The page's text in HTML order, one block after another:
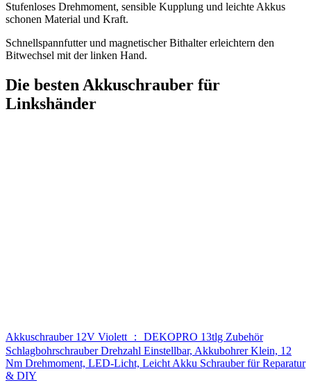
Stufenloses Drehmoment, sensible Kupplung und leichte Akkus
schonen Material und Kraft.
Schnellspannfutter und magnetischer Bithalter erleichtern den
Bitwechsel mit der linken Hand.
Die besten Akkuschrauber für
Linkshänder
Akkuschrauber 12V Violett ： DEKOPRO 13tlg Zubehör
Schlagbohrschrauber Drehzahl Einstellbar, Akkubohrer Klein, 12
Nm Drehmoment, LED-Licht, Leicht Akku Schrauber für Reparatur
& DIY